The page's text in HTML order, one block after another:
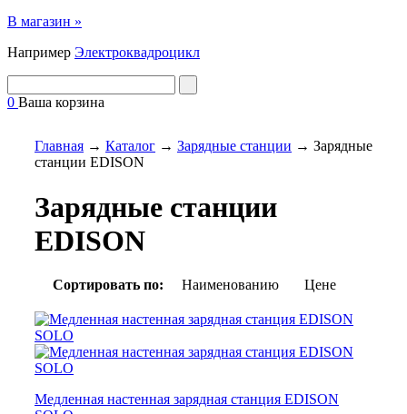
В магазин »
Например Электроквадроцикл
0 Ваша корзина
Главная → Каталог → Зарядные станции → Зарядные
станции EDISON
Зарядные станции
EDISON
Сортировать по: Наименованию Цене
Медленная настенная зарядная станция EDISON